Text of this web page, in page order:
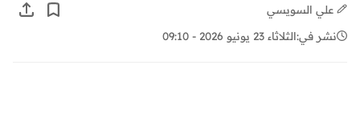
علي السويسي
نشر في:الثلاثاء 23 يونيو 2026 - 09:10